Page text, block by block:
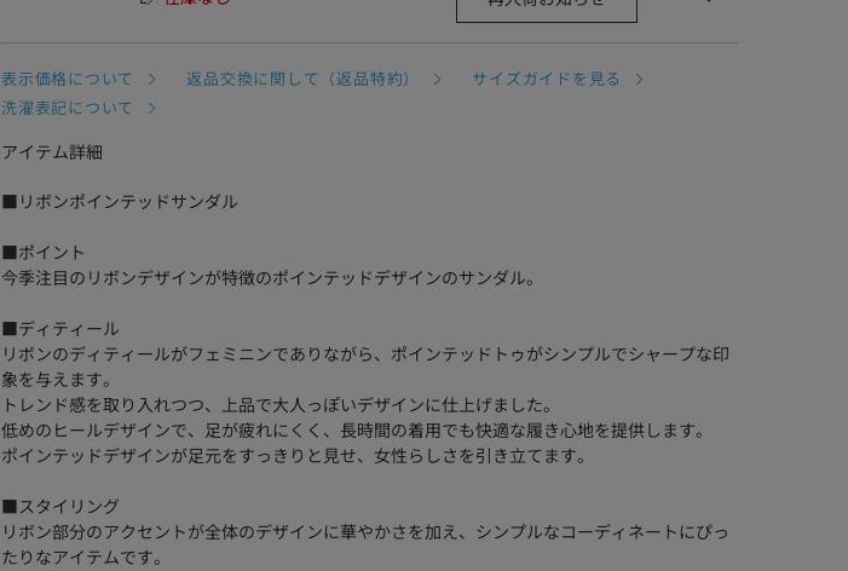
表示価格について 返品交換に関して（返品特約）
サイズガイドを見る
洗濯表記について
アイテム詳細
■リボンポインテッドサンダル
■ポイント
今季注目のリボンデザインが特徴のポインテッドデザインのサンダル。
■ディティール
リボンのディティールがフェミニンでありながら、ポインテッドトゥがシンプルでシャープな印
象を与えます。
トレンド感を取り入れつつ、上品で大人っぽいデザインに仕上げました。
低めのヒールデザインで、足が疲れにくく、長時間の着用でも快適な履き心地を提供します。
ポインテッドデザインが足元をすっきりと見せ、女性らしさを引き立てます。
■スタイリング
リボン部分のアクセントが全体のデザインに華やかさを加え、シンプルなコーディネートにぴっ
たりなアイテムです。